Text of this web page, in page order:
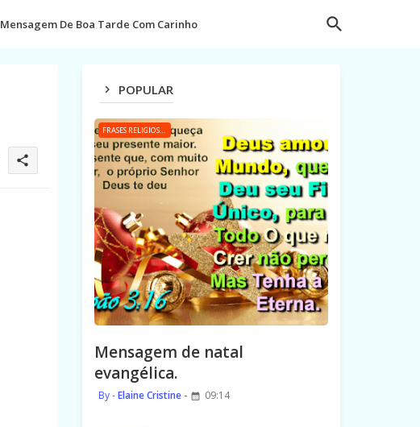
Mensagem De Boa Tarde Com Carinho
share
POPULAR
FRASES RELIGIOSAS
Mensagem de natal
evangélica.
Elaine Cristine 09:14